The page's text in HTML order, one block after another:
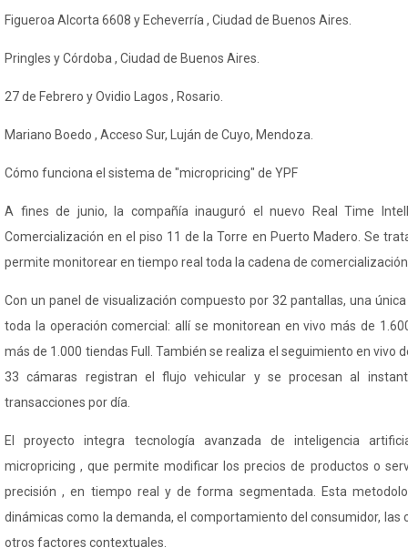
Figueroa Alcorta 6608 y Echeverría , Ciudad de Buenos Aires.
Pringles y Córdoba , Ciudad de Buenos Aires.
27 de Febrero y Ovidio Lagos , Rosario.
Mariano Boedo , Acceso Sur, Luján de Cuyo, Mendoza.
Cómo funciona el sistema de "micropricing" de YPF
A fines de junio, la compañía inauguró el nuevo Real Time
Comercialización en el piso 11 de la Torre en Puerto Madero. Se
permite monitorear en tiempo real toda la cadena de
Con un panel de visualización compuesto por 32 pantallas, una
toda la operación comercial: allí se monitorean en vivo más de
más de 1.000 tiendas Full. También se realiza el seguimiento en vivo
33 cámaras registran el flujo vehicular y se procesan al
transacciones por día.
El proyecto integra tecnología avanzada de inteligencia
micropricing , que permite modificar los precios de productos o
precisión , en tiempo real y de forma segmentada. Esta
dinámicas como la demanda, el comportamiento del consumidor, las
otros factores contextuales.